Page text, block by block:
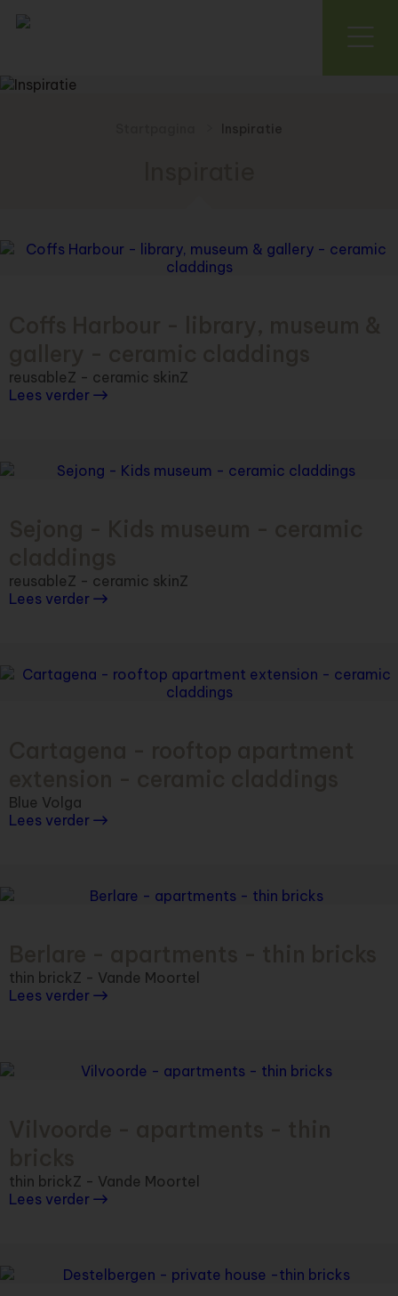
Inspiratie
reusableZ - ceramic skinZ
Lees verder
reusableZ - ceramic skinZ
Lees verder
Blue Volga
Lees verder
thin brickZ - Vande Moortel
Lees verder
thin brickZ - Vande Moortel
Lees verder